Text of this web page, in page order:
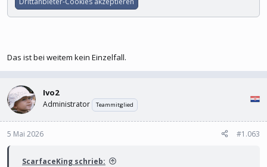
Das ist bei weitem kein Einzelfall.
Ivo2
Administrator Teammitglied
5 Mai 2026 #1.063
ScarfaceKing schrieb: